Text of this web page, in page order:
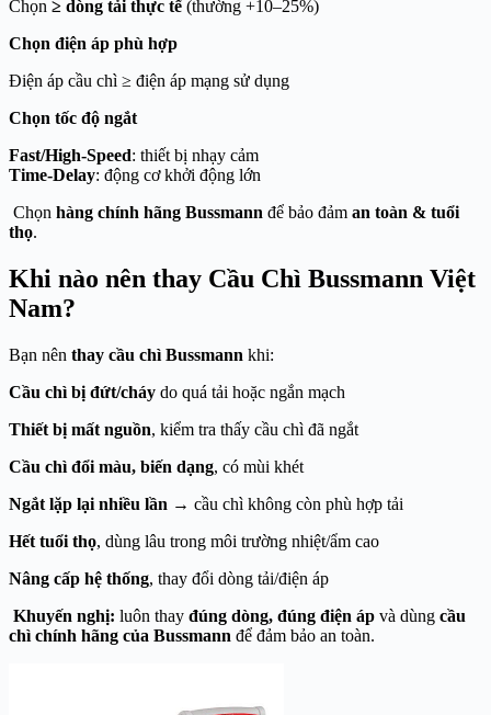
Chọn ≥ dòng tải thực tế(thường +10–25%)
Chọn điện áp phù hợp
Điện áp cầu chì ≥ điện áp mạng sử dụng
Chọn tốc độ ngắt
Fast/High-Speed: thiết bị nhạy cảm
Time-Delay: động cơ khởi động lớn
Chọn hàng chính hãng Bussmann để bảo đảm an toàn & tuổi
thọ.
Khi nào nên thay Cầu Chì Bussmann Việt
Nam?
Bạn nên thay cầu chì Bussmann khi:
Cầu chì bị đứt/cháy do quá tải hoặc ngắn mạch
Thiết bị mất nguồn, kiểm tra thấy cầu chì đã ngắt
Cầu chì đổi màu, biến dạng, có mùi khét
Ngắt lặp lại nhiều lần → cầu chì không còn phù hợp tải
Hết tuổi thọ, dùng lâu trong môi trường nhiệt/ẩm cao
Nâng cấp hệ thống, thay đổi dòng tải/điện áp
Khuyến nghị: luôn thay đúng dòng, đúng điện áp và dùng cầu
chì chính hãng của Bussmann để đảm bảo an toàn.